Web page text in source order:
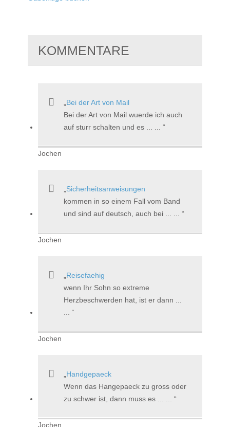
KOMMENTARE
Bei der Art von Mail
Bei der Art von Mail wuerde ich auch
auf sturr schalten und es ... ...
Jochen
Sicherheitsanweisungen
kommen in so einem Fall vom Band
und sind auf deutsch, auch bei ... ...
Jochen
Reisefaehig
wenn Ihr Sohn so extreme
Herzbeschwerden hat, ist er dann ...
Jochen
Handgepaeck
Wenn das Hangepaeck zu gross oder
zu schwer ist, dann muss es ... ...
Jochen